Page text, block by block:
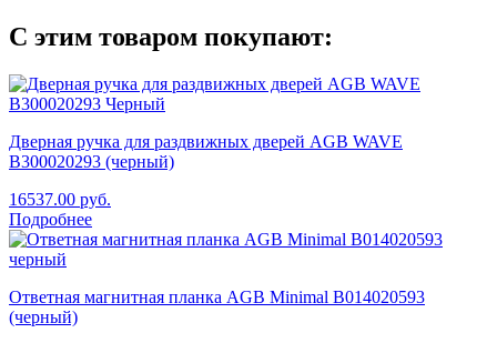
С этим товаром покупают:
Дверная ручка для раздвижных дверей AGB WAVE
B300020293 (черный)
16537.00 руб.
Подробнее
Ответная магнитная планка AGB Minimal B014020593
(черный)